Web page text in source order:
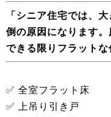
「シニア住宅では、
倒の原因になります
できる限りフラットな
✅ 全室フラット床
✅ 上吊り引き戸